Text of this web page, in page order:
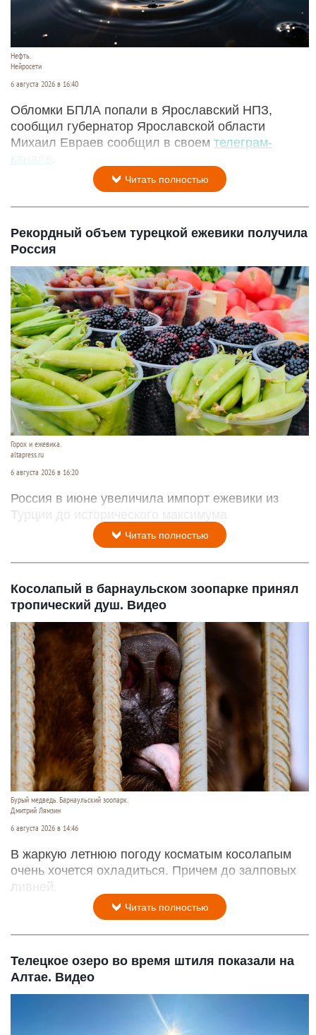
Обломки БПЛА попали в резервуары НПЗ в
Ярославле
Нефть.
6 августа 2026 в 16:40
Обломки БПЛА попали в Ярославский НПЗ,
сообщил губернатор Ярославской области
Михаил Евраев сообщил в своемтелеграм-
канале.
Читать полностью
Рекордный объем турецкой ежевики получила
Россия
Горох и ежевика.
altapress.ru
6 августа 2026 в 16:20
Россия в июне увеличила импорт ежевики из
Турции до исторического максимума
Читать полностью
Косолапый в барнаульском зоопарке принял
тропический душ. Видео
Бурый медведь. Барнаульский зоопарк.